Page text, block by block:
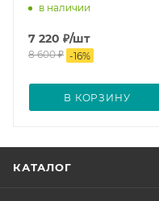
в наличии
7 220 ₽/шт
8 600₽ -16%
В КОРЗИНУ
КАТАЛОГ